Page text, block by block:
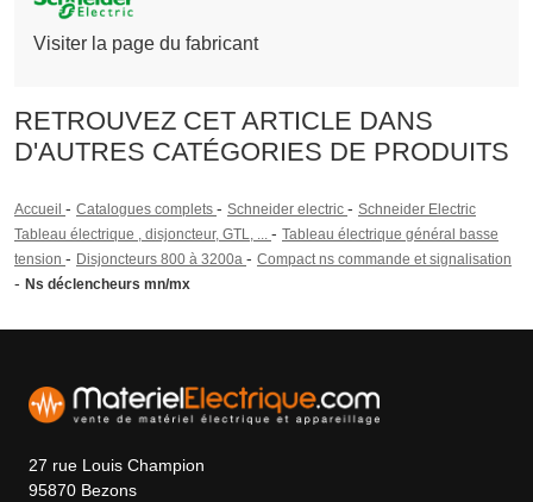
Visiter la page du fabricant
RETROUVEZ CET ARTICLE DANS
D'AUTRES CATÉGORIES DE PRODUITS
Accueil - Catalogues complets - Schneider electric - Schneider Electric
Tableau électrique , disjoncteur, GTL, ... - Tableau électrique général basse
tension - Disjoncteurs 800 à 3200a - Compact ns commande et signalisation
- Ns déclencheurs mn/mx
27 rue Louis Champion
95870 Bezons